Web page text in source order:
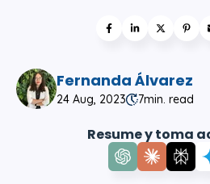
Fernanda Álvarez
24 Aug, 2023 7min. read
Resume y toma